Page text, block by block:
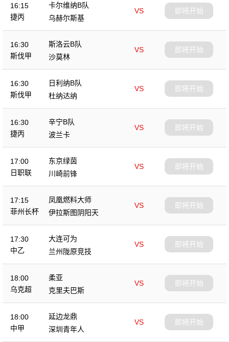
16:15
捷丙
卡尔维纳B队
VS
乌赫尔斯基
即将开始
16:30
斯伐甲
斯洛云B队
VS
沙莫林
即将开始
16:30
斯伐甲
日利纳B队
VS
杜纳达纳
即将开始
16:30
捷丙
辛宁B队
VS
波兰卡
即将开始
17:00
日职联
东京绿茵
VS
川崎前锋
即将开始
17:15
菲州长杯
凤凰燃料大师
VS
伊拉斯图阴阳天
即将开始
17:30
中乙
大连可为
VS
兰州陇原竞技
即将开始
18:00
乌克超
柔亚
VS
克里夫巴斯
即将开始
18:00
中甲
延边龙鼎
VS
深圳青年人
即将开始